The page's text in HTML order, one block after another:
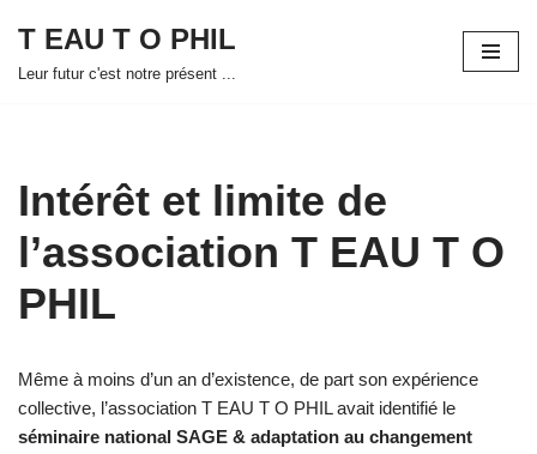
Aller
T EAU T O PHIL
Leur futur c'est notre présent ...
Intérêt et limite de
l’association T EAU T O
PHIL
Même à moins d’un an d’existence, de part son expérience
collective, l’association T EAU T O PHIL avait identifié le
séminaire national SAGE & adaptation au changement